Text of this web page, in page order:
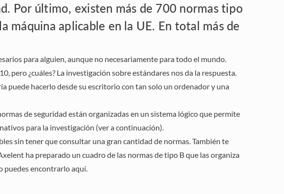
Por último, existen más de 700 normas tipo
máquina aplicable en la UE. En total más de
para alguien, aunque no necesariamente para todo el mundo.
pero ¿cuáles? La investigación sobre estándares nos da la respuesta.
puede hacerlo desde su escritorio con tan solo un ordenador y una
de seguridad están organizadas en un sistema lógico que permite
para la investigación (ver a continuación).
sin tener que consultar una gran cantidad de normas. También te
ha preparado un cuadro de las normas de tipo B que las organiza
puedes encontrarloaquí.